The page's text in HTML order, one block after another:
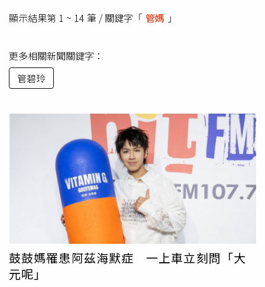
顯示結果第 1 ~ 14 筆 / 關鍵字「 管媽 」
更多相關新聞關鍵字：
管碧玲
鼓鼓媽罹患阿茲海默症 一上車立刻問「大
元呢」